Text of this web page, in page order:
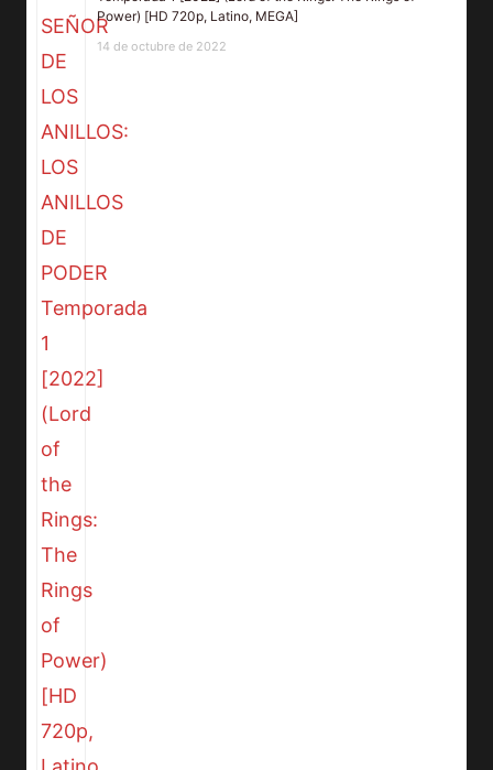
Power) [HD 720p, Latino, MEGA]
14 de octubre de 2022